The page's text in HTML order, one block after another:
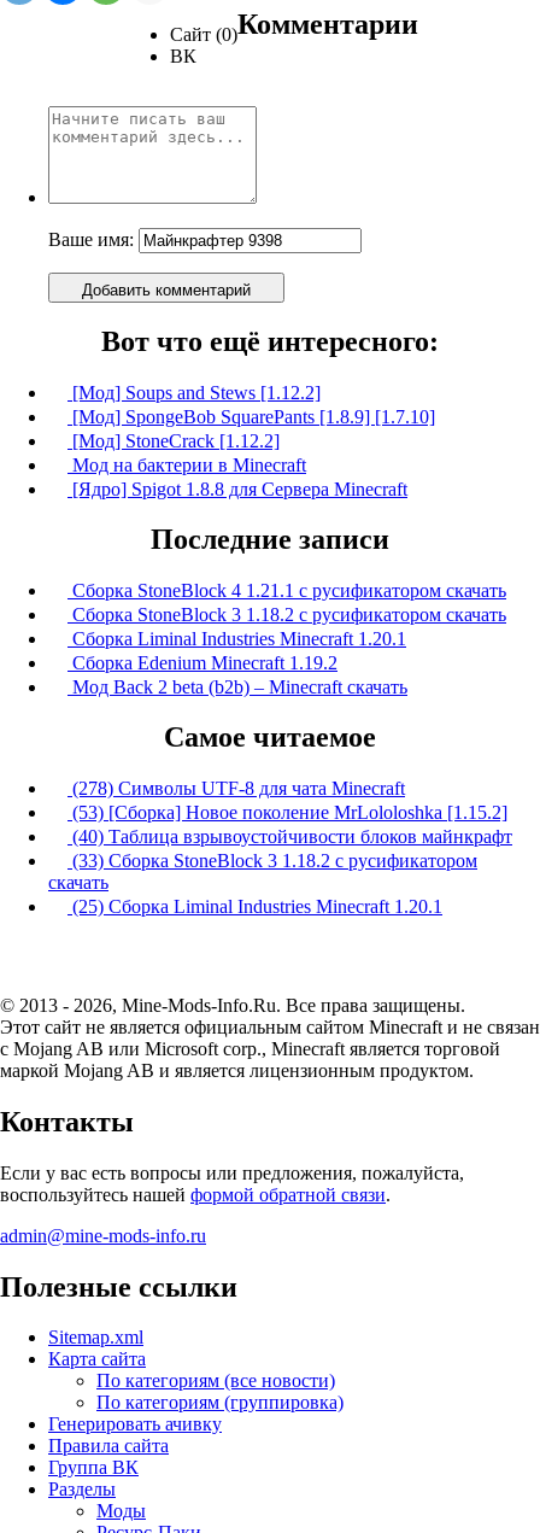
Сайт (0)
ВК
Комментарии
Ваше имя:
Добавить комментарий
Вот что ещё интересного:
[Мод] Soups and Stews [1.12.2]
[Мод] SpongeBob SquarePants [1.8.9] [1.7.10]
[Мод] StoneCrack [1.12.2]
Мод на бактерии в Minecraft
[Ядро] Spigot 1.8.8 для Сервера Minecraft
Последние записи
Сборка StoneBlock 4 1.21.1 с русификатором скачать
Сборка StoneBlock 3 1.18.2 с русификатором скачать
Сборка Liminal Industries Minecraft 1.20.1
Сборка Edenium Minecraft 1.19.2
Мод Back 2 beta (b2b) – Minecraft скачать
Самое читаемое
(278) Символы UTF-8 для чата Minecraft
(53) [Сборка] Новое поколение MrLololoshka [1.15.2]
(40) Таблица взрывоустойчивости блоков майнкрафт
(33) Сборка StoneBlock 3 1.18.2 с русификатором
скачать
(25) Сборка Liminal Industries Minecraft 1.20.1
© 2013 - 2026, Mine-Mods-Info.Ru. Все права защищены.
Этот сайт не является официальным сайтом Minecraft и не связан
с Mojang AB или Microsoft corp., Minecraft является торговой
маркой Mojang AB и является лицензионным продуктом.
Контакты
Если у вас есть вопросы или предложения, пожалуйста,
воспользуйтесь нашей формой обратной связи.
admin@mine-mods-info.ru
Полезные ссылки
Sitemap.xml
Карта сайта
По категориям (все новости)
По категориям (группировка)
Генерировать ачивку
Правила сайта
Группа ВК
Разделы
Моды